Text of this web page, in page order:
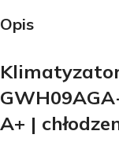
Opis
A+ |